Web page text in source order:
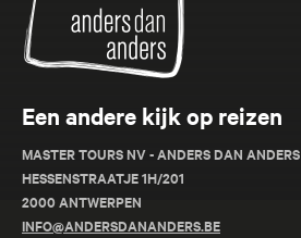
Een andere kijk op reizen
MASTER TOURS NV - ANDERS DAN ANDERS
HESSENSTRAATJE 1H/201
2000 ANTWERPEN
INFO@ANDERSDANANDERS.BE